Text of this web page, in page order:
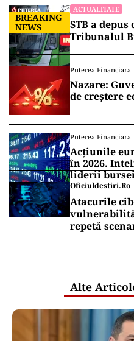
BREAKING
NEWS
ACTUALITATE
STB a
Tribunalul
Puterea Financiara
Nazare:
de creștere
Puterea Financiara
Acțiunile
în 2026.
liderii
Oficiuldestiri.ro
Atacurile
repetă
Alte